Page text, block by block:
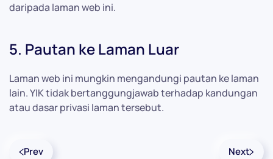
daripada laman web ini.
5. Pautan ke Laman Luar
Laman web ini mungkin mengandungi pautan ke laman
lain. YIK tidak bertanggungjawab terhadap kandungan
atau dasar privasi laman tersebut.
Prev Next